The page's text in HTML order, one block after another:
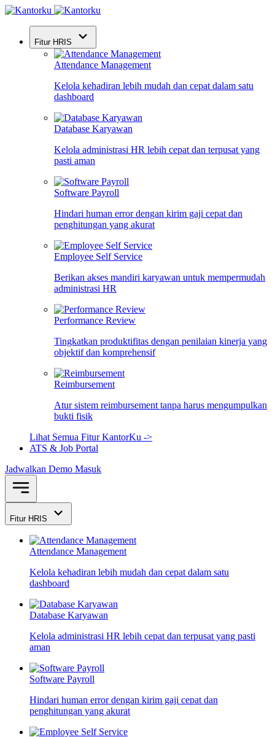
Fitur HRIS
Attendance Management
Kelola kehadiran lebih mudah dan cepat dalam satu
dashboard
Database Karyawan
Kelola administrasi HR lebih cepat dan terpusat yang
pasti aman
Software Payroll
Hindari human error dengan kirim gaji cepat dan
penghitungan yang akurat
Employee Self Service
Berikan akses mandiri karyawan untuk mempermudah
administrasi HR
Performance Review
Tingkatkan produktifitas dengan penilaian kinerja yang
objektif dan komprehensif
Reimbursement
Atur sistem reimbursement tanpa harus mengumpulkan
bukti fisik
Lihat Semua Fitur KantorKu ->
ATS & Job Portal
Jadwalkan Demo Masuk
Fitur HRIS
Attendance Management
Kelola kehadiran lebih mudah dan cepat dalam satu
dashboard
Database Karyawan
Kelola administrasi HR lebih cepat dan terpusat yang pasti
aman
Software Payroll
Hindari human error dengan kirim gaji cepat dan
penghitungan yang akurat